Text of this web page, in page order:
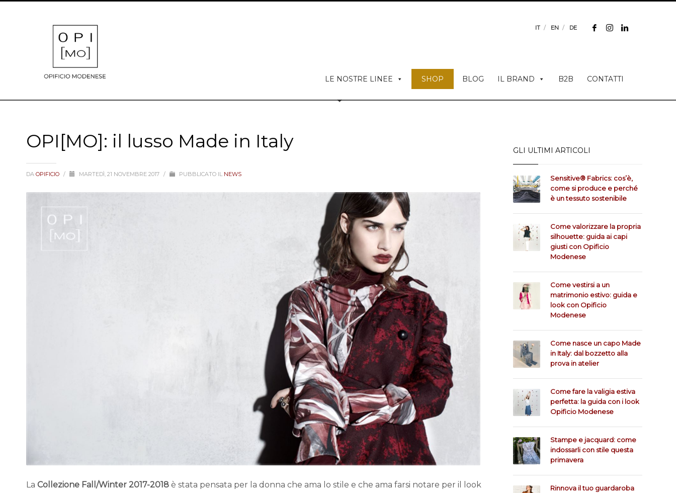
IT EN DE
LE NOSTRE LINEE SHOP BLOG IL BRAND B2B CONTATTI
OPI[MO]: il lusso Made in Italy
DA OPIFICIO / MARTEDÌ, 21 NOVEMBRE 2017 / PUBBLICATO IL NEWS
La Collezione Fall/Winter 2017-2018 è stata pensata per la donna che ama lo stile e che ama farsi notare per il look
GLI ULTIMI ARTICOLI
Sensitive® Fabrics: cos’è,
come si produce e perché
è un tessuto sostenibile
Come valorizzare la propria
silhouette: guida ai capi
giusti con Opificio
Modenese
Come vestirsi a un
matrimonio estivo: guida e
look con Opificio
Modenese
Come nasce un capo Made
in Italy: dal bozzetto alla
prova in atelier
Come fare la valigia estiva
perfetta: la guida con i look
Opificio Modenese
Stampe e jacquard: come
indossarli con stile questa
primavera
Rinnova il tuo guardaroba